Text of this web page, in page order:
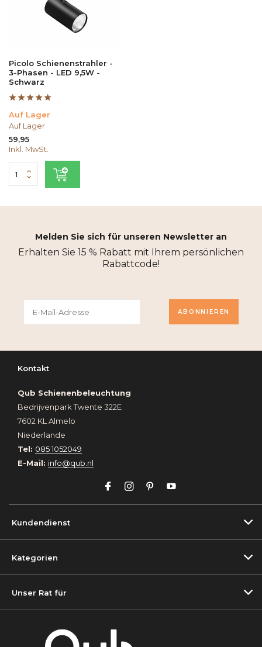
Picolo Schienenstrahler -
3-Phasen - LED 9,5W -
Schwarz
Auf Lager
Auf Lager
59,95
Inkl. MwSt.
Melden Sie sich für unseren Newsletter an
Erhalten Sie 15 % Rabatt mit Ihrem persönlichen
Rabattcode!
ABONNIEREN
Kontakt
Qub Schienenbeleuchtung
Bedrijvenpark Twente 322E
7602 KL Almelo
Niederlande
Tel: 085 1052049
E-Mail: info@qub.nl
Kundendienst
Kategorien
Unser Rat für